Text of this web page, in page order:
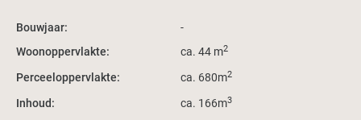
Bouwjaar:
-
Woonoppervlakte:
ca. 44 m2
Perceeloppervlakte: ca. 680m2
Inhoud: ca. 166m3